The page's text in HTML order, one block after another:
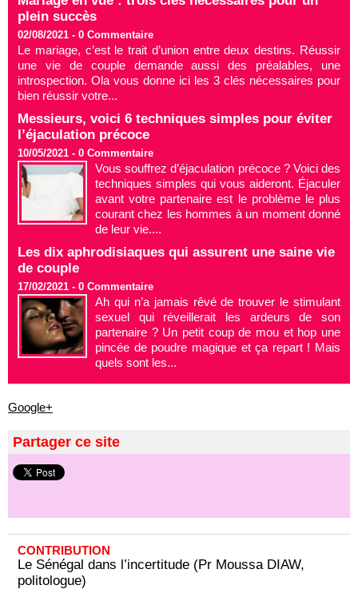
plein succès
02/08/2021 - 0 Commentaire
Le mariage, c’est le trait d’union entre deux destins. Réussir
une vie de couple demande aussi des préalables, une
introspection. Ola vous donne ici les 3 clés nécessaires pour
bien réussir votre...
Messieurs, voici 6 techniques simples pour éviter
l’éjaculation précoce
10/05/2021 - 0 Commentaire
Vous souffrez d’éjaculation précoce ? Voici des
techniques simples qui vous aideront. Éjaculer
avant votre partenaire est le problème le plus
courant chez les hommes à un moment donné
de leur vie....
Les dix aphrodisiaques qui assurent une saine vie
de couple
17/02/2021 - 0 Commentaire
Ah qui n’a jamais rêvé de trouver le stimulant
sexuel qui réveillerait les ardeurs de son
partenaire ? Un petit coup de mou et hop une
pincée de poudre magique et ça repart ! Mais
quels sont les...
Google+
Partager ce site
CONTRIBUTION
Le Sénégal dans l’incertitude (Pr Moussa DIAW,
politologue)